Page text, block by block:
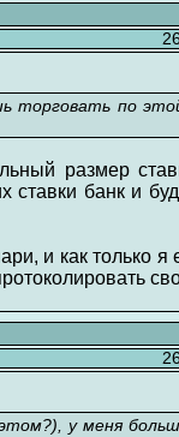
торговать по
размер
ставки банк и
и как только я
у меня